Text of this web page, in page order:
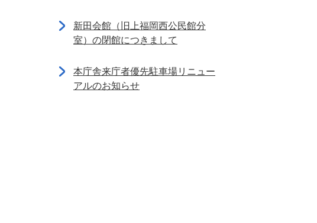
新田会館（旧上福岡西公民館分
室）の閉館につきまして
本庁舎来庁者優先駐車場リニュー
アルのお知らせ